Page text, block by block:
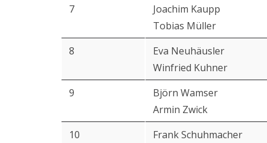
7
Joachim Kaupp
Tobias Müller
8
Eva Neuhäusler
Winfried Kuhner
9
Björn Wamser
Armin Zwick
10
Frank Schuhmacher